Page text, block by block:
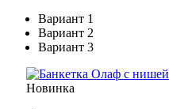
Вариант 1
Вариант 2
Вариант 3
Новинка